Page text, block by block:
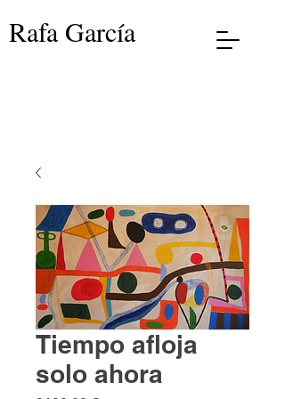
Rafa García
Tiempo afloja
solo ahora